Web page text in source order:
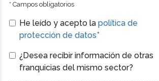
* Campos obligatorios
He leído y acepto la política de
protección de datos*
¿Desea recibir información de otras
franquicias del mismo sector?